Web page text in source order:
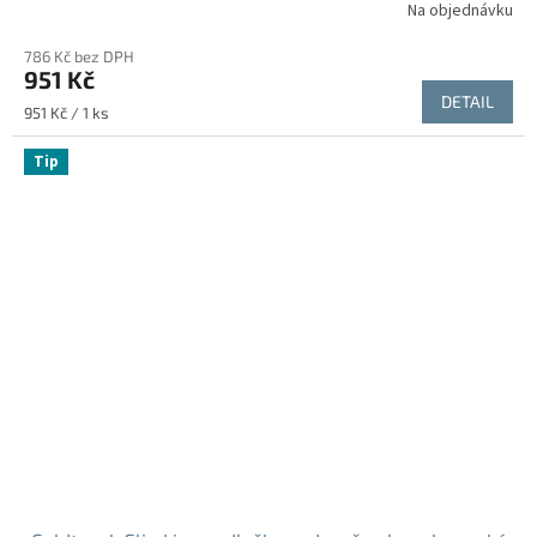
Na objednávku
786 Kč bez DPH
951 Kč
Měrná
cena:
951 Kč / 1 ks
DETAIL
Tip